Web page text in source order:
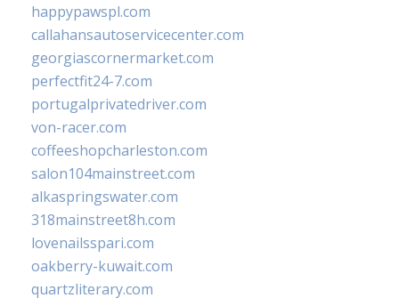
happypawspl.com
callahansautoservicecenter.com
georgiascornermarket.com
perfectfit24-7.com
portugalprivatedriver.com
von-racer.com
coffeeshopcharleston.com
salon104mainstreet.com
alkaspringswater.com
318mainstreet8h.com
lovenailsspari.com
oakberry-kuwait.com
quartzliterary.com